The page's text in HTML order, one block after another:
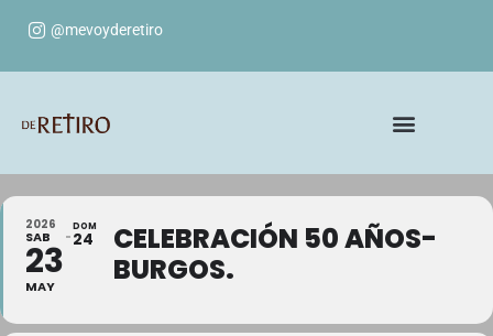
@mevoyderetiro
2026
SAB
23
MAY
DOM
24
CELEBRACIÓN 50 AÑOS-
BURGOS.